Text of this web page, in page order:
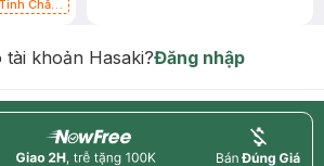
Chất
tài khoản Hasaki?Đăng nhập